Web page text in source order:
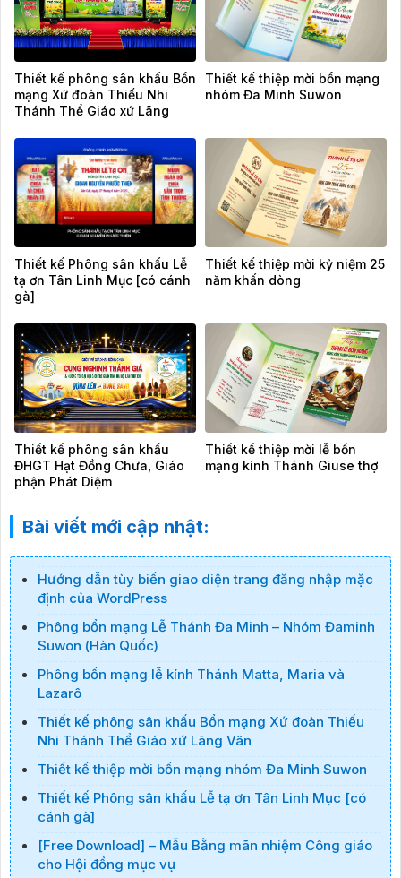
Thiết kế phông sân khấu Bổn
mạng Xứ đoàn Thiếu Nhi
Thánh Thể Giáo xứ Lãng
Thiết kế thiệp mời bổn mạng
nhóm Đa Minh Suwon
Thiết kế Phông sân khấu Lễ
tạ ơn Tân Linh Mục [có cánh
gà]
Thiết kế thiệp mời kỷ niệm 25
năm khấn dòng
Thiết kế phông sân khấu
ĐHGT Hạt Đồng Chưa, Giáo
phận Phát Diệm
Thiết kế thiệp mời lễ bổn
mạng kính Thánh Giuse thợ
Bài viết mới cập nhật:
Hướng dẫn tùy biến giao diện trang đăng nhập mặc
định của WordPress
Phông bổn mạng Lễ Thánh Đa Minh – Nhóm Đaminh
Suwon (Hàn Quốc)
Phông bổn mạng lễ kính Thánh Matta, Maria và
Lazarô
Thiết kế phông sân khấu Bổn mạng Xứ đoàn Thiếu
Nhi Thánh Thể Giáo xứ Lãng Vân
Thiết kế thiệp mời bổn mạng nhóm Đa Minh Suwon
Thiết kế Phông sân khấu Lễ tạ ơn Tân Linh Mục [có
cánh gà]
[Free Download] – Mẫu Bằng mãn nhiệm Công giáo
cho Hội đồng mục vụ